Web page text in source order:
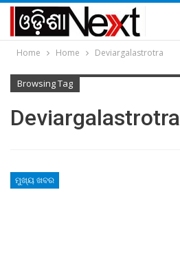
Home Home Deviargalastrotra
Browsing Tag
Deviargalastrotra
ମୁଖ୍ୟ ଖବର